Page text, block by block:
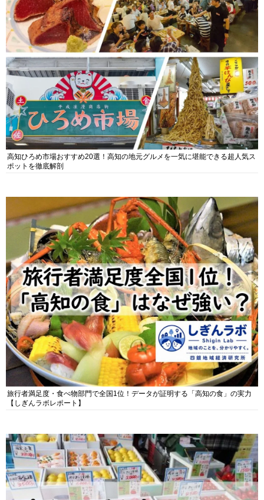
高知ひろめ市場おすすめ20選！高知の地元グルメを一気に堪能できる超人気ス
ポットを徹底解剖
旅行者満足度・食べ物部門で全国1位！データが証明する「高知の食」の実力
【しぎんラボレポート】